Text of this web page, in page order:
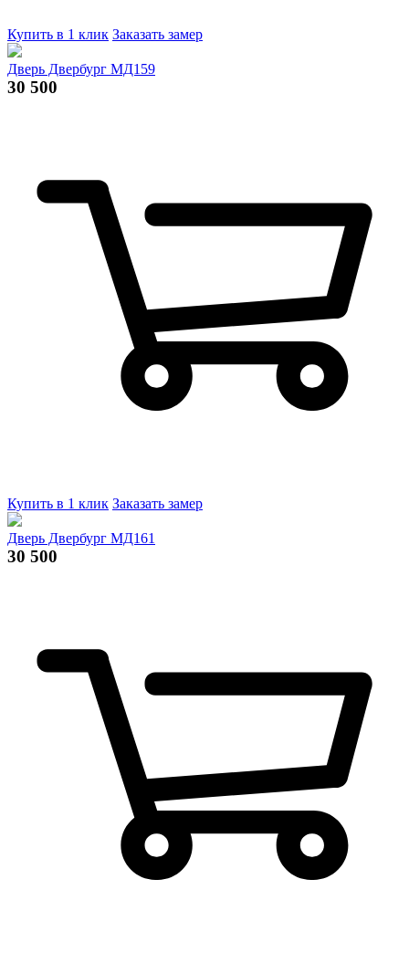
Купить в 1 клик Заказать замер
Дверь Двербург МД159
30 500
Купить в 1 клик Заказать замер
Дверь Двербург МД161
30 500